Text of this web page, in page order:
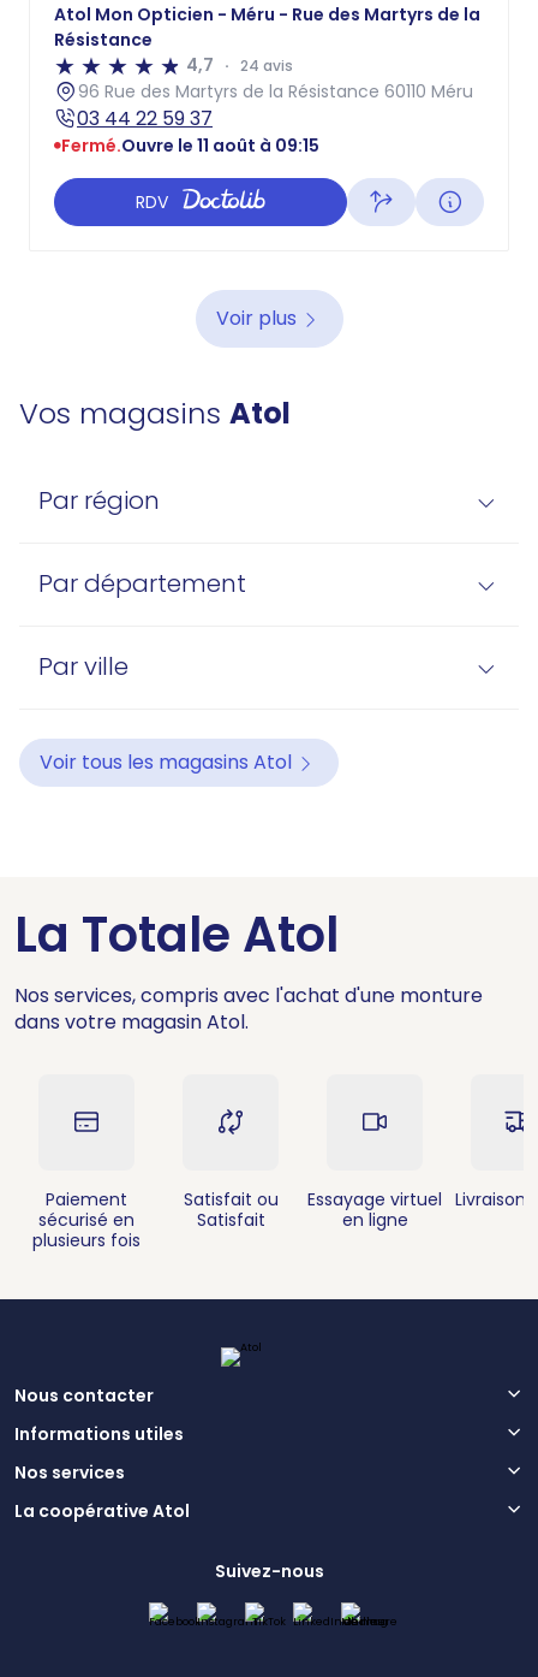
Atol Mon Opticien - Méru - Rue des Martyrs de la
Résistance
4,7
24 avis
96 Rue des Martyrs de la Résistance 60110 Méru
03 44 22 59 37
Fermé.Ouvre le 11 août à 09:15
RDV
Voir plus
Vos magasins Atol
Par région
Par département
Par ville
Voir tous les magasins Atol
La Totale Atol
Nos services, compris avec l'achat d'une monture
dans votre magasin Atol.
Paiement
sécurisé en
plusieurs fois
Satisfait ou
Satisfait
Essayage virtuel
en ligne
Livraison
Nous contacter
Informations utiles
Nos services
La coopérative Atol
Suivez-nous